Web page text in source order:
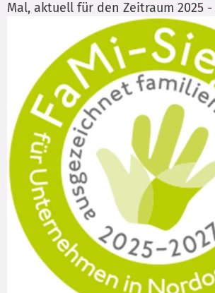
Mal, aktuell für den Zeitraum 2025 -